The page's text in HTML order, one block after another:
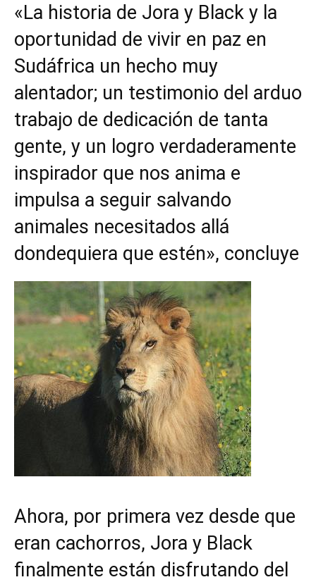
«La historia de Jora y Black y la
oportunidad de vivir en paz en
Sudáfrica un hecho muy
alentador; un testimonio del arduo
trabajo de dedicación de tanta
gente, y un logro verdaderamente
inspirador que nos anima e
impulsa a seguir salvando
animales necesitados allá
dondequiera que estén», concluye
Ahora, por primera vez desde que
eran cachorros, Jora y Black
finalmente están disfrutando del